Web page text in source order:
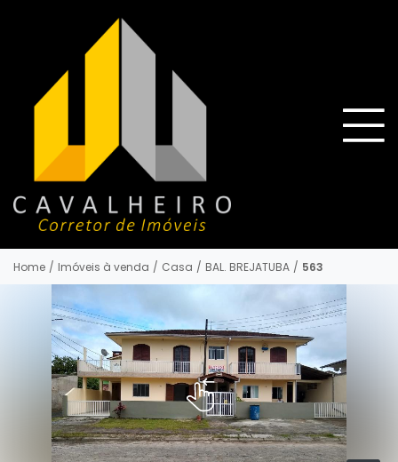
Home / Imóveis à venda / Casa / BAL. BREJATUBA / 563